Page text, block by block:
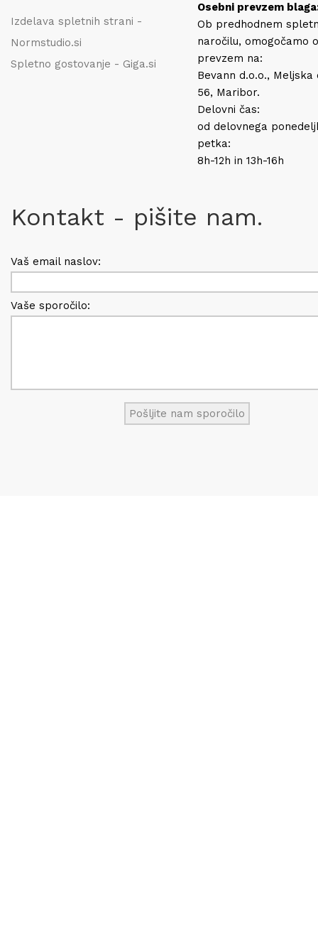
Izdelava spletnih strani -
Normstudio.si
Spletno gostovanje - Giga.si
Osebni prevzem
Ob predhodnem
naročilu, omogočamo
prevzem na:
Bevann d.o.o., Meljska
56, Maribor.
Delovni čas:
od delovnega
petka:
8h-12h in 13h-16h
Kontakt - pišite nam.
Vaš email naslov:
Vaše sporočilo: